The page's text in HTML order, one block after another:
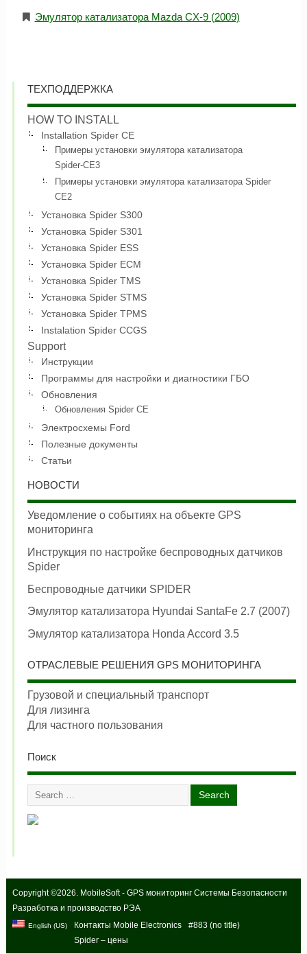
Эмулятор катализатора Mazda CX-9 (2009)
ТЕХПОДДЕРЖКА
HOW TO INSTALL
Installation Spider CE
Примеры установки эмулятора катализатора
Spider-CE3
Примеры установки эмулятора катализатора Spider
CE2
Установка Spider S300
Установка Spider S301
Установка Spider ESS
Установка Spider ECM
Установка Spider TMS
Установка Spider STMS
Установка Spider TPMS
Instalation Spider CCGS
Support
Инструкции
Программы для настройки и диагностики ГБО
Обновления
Обновления Spider CE
Электросхемы Ford
Полезные документы
Статьи
НОВОСТИ
Уведомление о событиях на объекте GPS
мониторинга
Инструкция по настройке беспроводных датчиков
Spider
Беспроводные датчики SPIDER
Эмулятор катализатора Hyundai SantaFe 2.7 (2007)
Эмулятор катализатора Honda Accord 3.5
ОТРАСЛЕВЫЕ РЕШЕНИЯ GPS МОНИТОРИНГА
Грузовой и специальный транспорт
Для лизинга
Для частного пользования
Поиск
Copyright ©2026. MobileSoft - GPS мониторинг Системы Безопасности
Разработка и производство РЭА
English (US) Контакты Mobile Electronics
#883 (no title)
Spider – цены